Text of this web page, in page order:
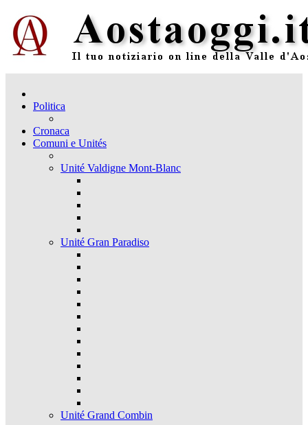
Politica
Cronaca
Comuni e Unités
Unité Valdigne Mont-Blanc
Unité Gran Paradiso
Unité Grand Combin